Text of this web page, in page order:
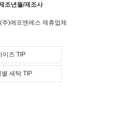
조년월/제조사
)에프엔에스 제휴업체
이즈 TIP
별 세탁 TIP